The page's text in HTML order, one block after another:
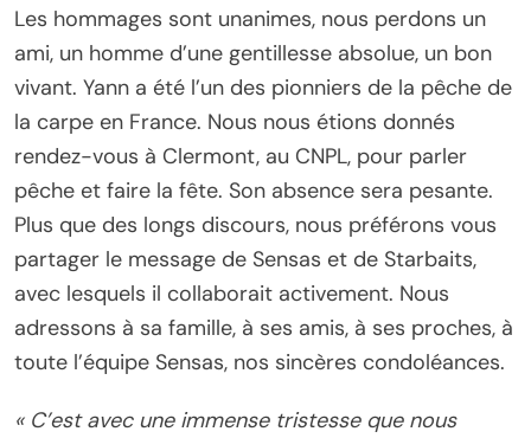
Les hommages sont unanimes, nous perdons un
ami, un homme d’une gentillesse absolue, un bon
vivant. Yann a été l’un des pionniers de la pêche de
la carpe en France. Nous nous étions donnés
rendez-vous à Clermont, au CNPL, pour parler
pêche et faire la fête. Son absence sera pesante.
Plus que des longs discours, nous préférons vous
partager le message de Sensas et de Starbaits,
avec lesquels il collaborait activement. Nous
adressons à sa famille, à ses amis, à ses proches, à
toute l’équipe Sensas, nos sincères condoléances.
« C’est avec une immense tristesse que nous